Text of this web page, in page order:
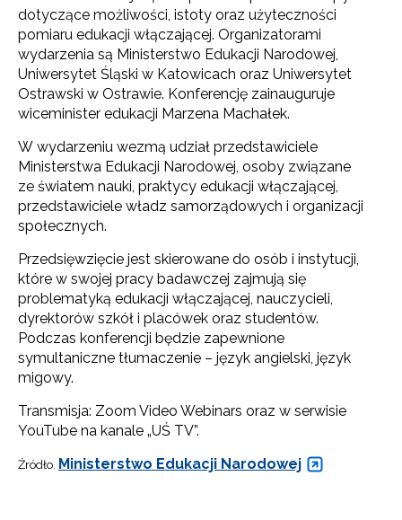
dotyczące możliwości, istoty oraz użyteczności
pomiaru edukacji włączającej. Organizatorami
wydarzenia są Ministerstwo Edukacji Narodowej,
Uniwersytet Śląski w Katowicach oraz Uniwersytet
Ostrawski w Ostrawie. Konferencję zainauguruje
wiceminister edukacji Marzena Machałek.
W wydarzeniu wezmą udział przedstawiciele
Ministerstwa Edukacji Narodowej, osoby związane
ze światem nauki, praktycy edukacji włączającej,
przedstawiciele władz samorządowych i organizacji
społecznych.
Przedsięwzięcie jest skierowane do osób i instytucji,
które w swojej pracy badawczej zajmują się
problematyką edukacji włączającej, nauczycieli,
dyrektorów szkół i placówek oraz studentów.
Podczas konferencji będzie zapewnione
symultaniczne tłumaczenie – język angielski, język
migowy.
Transmisja: Zoom Video Webinars oraz w serwisie
YouTube na kanale „UŚ TV”.
Źródło. Ministerstwo Edukacji Narodowej